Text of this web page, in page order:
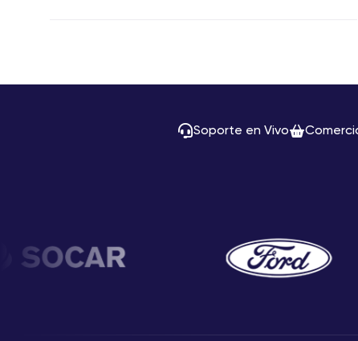
Soporte en Vivo